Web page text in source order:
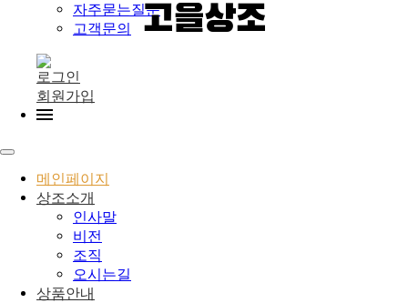
자주묻는질문
고객문의
로그인
회원가입
메인페이지
상조소개
인사말
비전
조직
오시는길
상품안내
고을상조